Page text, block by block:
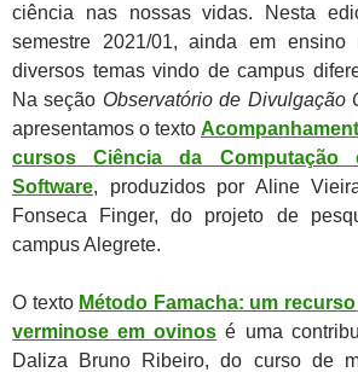
ciência nas nossas vidas. Nesta
semestre 2021/01, ainda em ensino
diversos temas vindo de campus
Na seção Observatório de Divulgação
apresentamos o texto
cursos Ciência da Computação
Software, produzidos por Aline
Fonseca Finger, do projeto de
campus Alegrete.
O texto Método Famacha: um
verminose em ovinos é uma
Daliza Bruno Ribeiro, do curso de